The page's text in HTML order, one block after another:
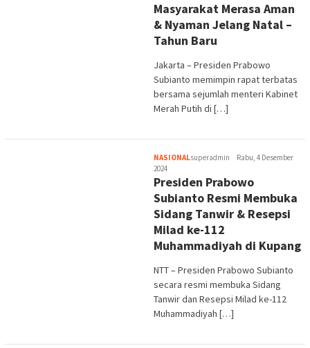
Masyarakat Merasa Aman
& Nyaman Jelang Natal –
Tahun Baru
Jakarta – Presiden Prabowo
Subianto memimpin rapat terbatas
bersama sejumlah menteri Kabinet
Merah Putih di […]
NASIONALsuperadmin
Rabu, 4 Desember
2024
Presiden Prabowo
Subianto Resmi Membuka
Sidang Tanwir & Resepsi
Milad ke-112
Muhammadiyah di Kupang
NTT – Presiden Prabowo Subianto
secara resmi membuka Sidang
Tanwir dan Resepsi Milad ke-112
Muhammadiyah […]